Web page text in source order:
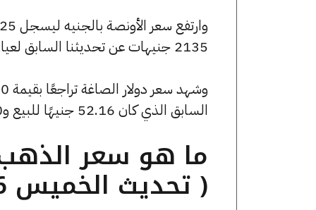
2135 جنيهات عن تحديثنا السابق لعيار الأونصة بالجنيه.
السابق الذي كان 52.16 جنيهًا للبيع و0 جنيهًا للشراء.
( تحديث الخميس 16 أبريل الساعة 10:55 صباحًا )